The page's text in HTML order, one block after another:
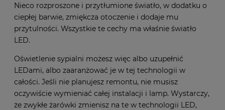
Nieco rozproszone i przytłumione światło, w dodatku o
ciepłej barwie, zmiękcza otoczenie i dodaje mu
przytulności. Wszystkie te cechy ma właśnie światło
LED.
Oświetlenie sypialni możesz więc albo uzupełnić
LEDami, albo zaaranżować je w tej technologii w
całości. Jeśli nie planujesz remontu, nie musisz
oczywiście wymieniać całej instalacji i lamp. Wystarczy,
że zwykłe żarówki zmienisz na te w technologii LED,